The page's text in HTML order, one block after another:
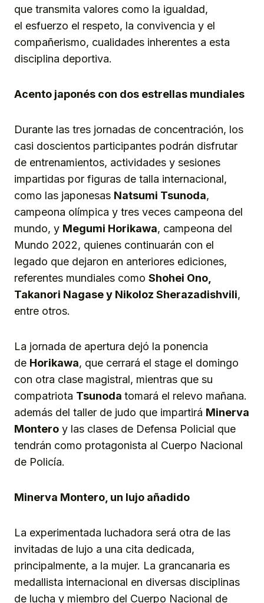
que transmita valores como la igualdad,
el esfuerzo el respeto, la convivencia y el
compañerismo, cualidades inherentes a esta
disciplina deportiva.
Acento japonés con dos estrellas mundiales
Durante las tres jornadas de concentración, los
casi doscientos participantes podrán disfrutar
de entrenamientos, actividades y sesiones
impartidas por figuras de talla internacional,
como las japonesas Natsumi Tsunoda,
campeona olímpica y tres veces campeona del
mundo, y Megumi Horikawa, campeona del
Mundo 2022, quienes continuarán con el
legado que dejaron en anteriores ediciones,
referentes mundiales como Shohei Ono,
Takanori Nagase y Nikoloz Sherazadishvili,
entre otros.
La jornada de apertura dejó la ponencia
de Horikawa, que cerrará el stage el domingo
con otra clase magistral, mientras que su
compatriota Tsunoda tomará el relevo mañana.
además del taller de judo que impartirá Minerva
Montero y las clases de Defensa Policial que
tendrán como protagonista al Cuerpo Nacional
de Policía.
Minerva Montero, un lujo añadido
La experimentada luchadora será otra de las
invitadas de lujo a una cita dedicada,
principalmente, a la mujer. La grancanaria es
medallista internacional en diversas disciplinas
de lucha y miembro del Cuerpo Nacional de